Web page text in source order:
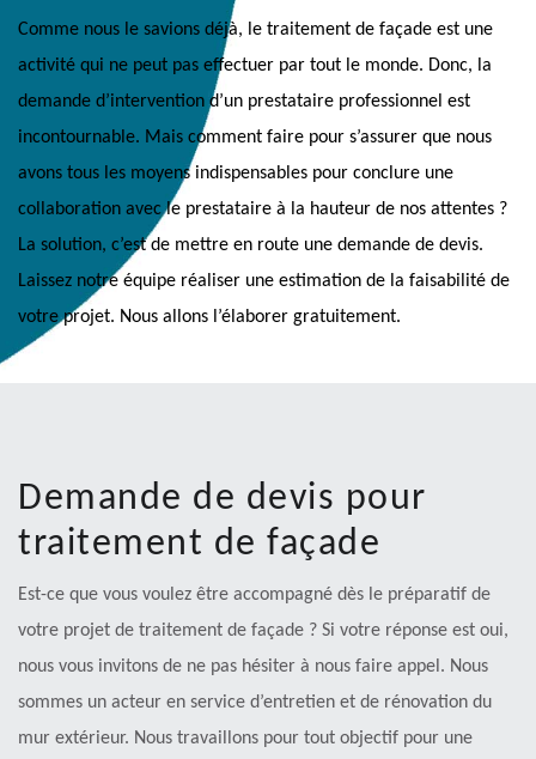
Comme nous le savions déjà, le traitement de façade est une
activité qui ne peut pas effectuer par tout le monde. Donc, la
demande d’intervention d’un prestataire professionnel est
incontournable. Mais comment faire pour s’assurer que nous
avons tous les moyens indispensables pour conclure une
collaboration avec le prestataire à la hauteur de nos attentes ?
La solution, c’est de mettre en route une demande de devis.
Laissez notre équipe réaliser une estimation de la faisabilité de
votre projet. Nous allons l’élaborer gratuitement.
Demande de devis pour
traitement de façade
Est-ce que vous voulez être accompagné dès le préparatif de
votre projet de traitement de façade ? Si votre réponse est oui,
nous vous invitons de ne pas hésiter à nous faire appel. Nous
sommes un acteur en service d’entretien et de rénovation du
mur extérieur. Nous travaillons pour tout objectif pour une